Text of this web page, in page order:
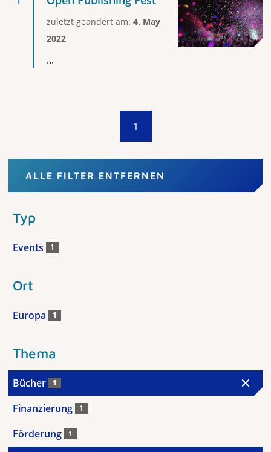
zuletzt geändert am: 4. May
2022
...
1
ALLE FILTER ENTFERNEN
Typ
Events 1
Ort
Europa 1
Thema
Bücher 1
Finanzierung 1
Förderung 1